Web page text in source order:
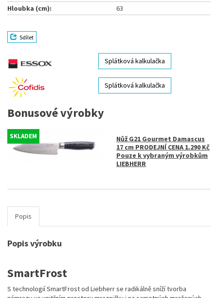
Hloubka (cm):
63
Sdílet
Splátková kalkulačka
Splátková kalkulačka
Bonusové výrobky
SKLADEM
Nůž G21 Gourmet Damascus
17 cm PRODEJNÍ CENA 1.290 Kč
Pouze k vybraným výrobkům
LIEBHERR
Popis
Popis výrobku
SmartFrost
S technologií SmartFrost od Liebherr se radikálně sníží tvorba